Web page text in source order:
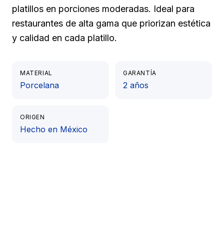
platillos en porciones moderadas. Ideal para
restaurantes de alta gama que priorizan estética
y calidad en cada platillo.
MATERIAL
Porcelana
GARANTÍA
2 años
ORIGEN
Hecho en México